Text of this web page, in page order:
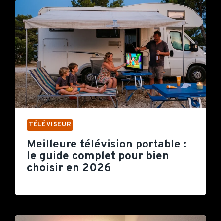
TÉLÉVISEUR
Meilleure télévision portable :
le guide complet pour bien
choisir en 2026